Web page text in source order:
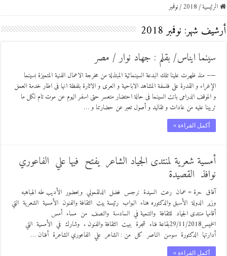
الرئيسية/
2018
/نوفمبر
أرشيف شهر: نوفمبر 2018
سينما ايناس/ بقلم : جهاد نوار / مصر
—– منذ ظهرت علينا تلك البدعة السينمائية المبتذلة من مخرجة الاعمال الفنية المتميزة بسينما
الإغراء و القدرة على فلسفة المشاهد الاباحية و العرى و الاثارة بلفظة انها فى اطار خدمة العمل
و الموقف الدرامى باتت السينما فى حالة احتضار متعسر حتى اسفر اليوم عن موت تام لكل ما
تربينا عليه من عادات و تقاليد و أصول تعبر عن حضارتنا و …
أكمل القراءة »
أمسية شعرية لمنتدى الجياد الشاعر يفتح فيها علي الفاعوري
نوافذ القصيدة
آفاق حرة = عمان رعت السيدة نرجس فضل الدلقموني وبحضور الأديب طه الهباهبه
وزير الدولة الأسبق والدكتوره هناء البواب رئيسة بيت الثقافة والفنون الأمسية الشعرية التي
أقامها منتدى الجياد للثقافة والتنمية في السادسة والنصف من مساء أمس
الخميس29/11/2018بقاعة فناء شجرة ببيت الثقافة والفنون . وشارك في الأمسية التي
أدارتها الدكتورة سوسن الناصر كل من : الشاعر علي الفاعوري الشاعرة أفنان …
أكمل القراءة »